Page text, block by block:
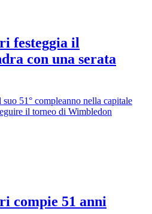
festeggia il
con una serata
51° compleanno nella capitale
il torneo di Wimbledon
compie 51 anni